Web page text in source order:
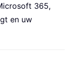
365,
en uw